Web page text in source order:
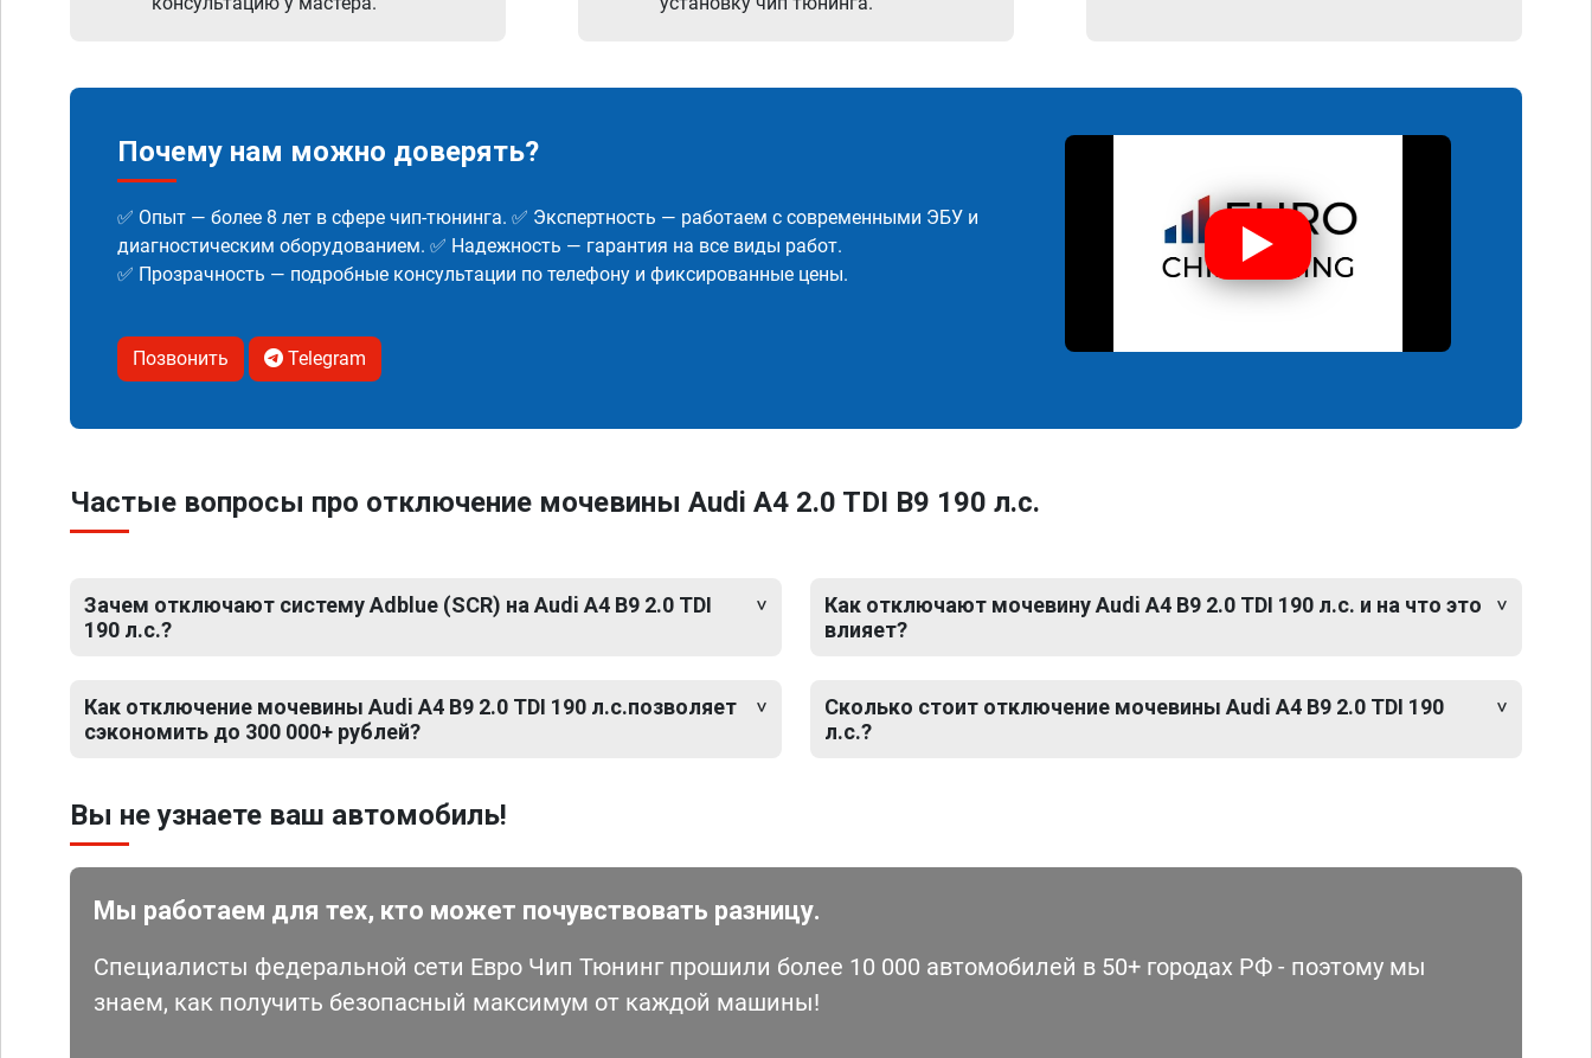
Почему нам можно доверять?
✅ Опыт — более 8 лет в сфере чип-тюнинга. ✅ Экспертность — работаем с современными ЭБУ и
диагностическим оборудованием. ✅ Надежность — гарантия на все виды работ.
✅ Прозрачность — подробные консультации по телефону и фиксированные цены.
Позвонить Telegram
Частые вопросы про отключение мочевины Audi A4 2.0 TDI B9 190 л.с.
Зачем отключают систему Adblue (SCR) на Audi A4 B9 2.0 TDI
190 л.с.?
Как отключение мочевины Audi A4 B9 2.0 TDI 190 л.с.позволяет
сэкономить до 300 000+ рублей?
Как отключают мочевину Audi A4 B9 2.0 TDI 190 л.с. и на что это
влияет?
Сколько стоит отключение мочевины Audi A4 B9 2.0 TDI 190
л.с.?
Вы не узнаете ваш автомобиль!
Мы работаем для тех, кто может почувствовать разницу.
Специалисты федеральной сети Евро Чип Тюнинг прошили более 10 000 автомобилей в 50+ городах РФ - поэтому мы
знаем, как получить безопасный максимум от каждой машины!